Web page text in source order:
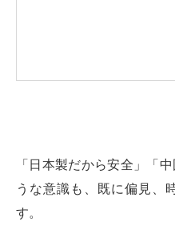
「日本製だから安全」「
うな意識も、既に偏見、
す。